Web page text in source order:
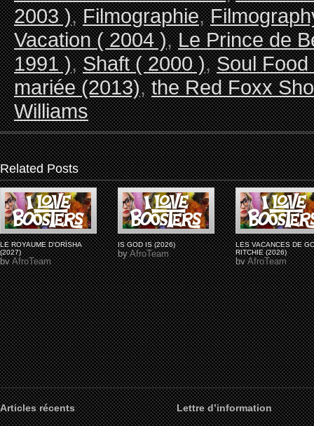
2003 ),Filmographie,
Vacation ( 2004 ),Le Prince de
1991 ),Shaft ( 2000 ),Soul
mariée (2013),the Red Foxx
Williams
Related Posts
LE ROYAUME D'ORÏSHA
(2027)
byAfroTeam
IS GOD IS (2026)
byAfroTeam
LES VACANCES DE
RITCHIE (2026)
byAfroTeam
Articles récents Lettre d’information